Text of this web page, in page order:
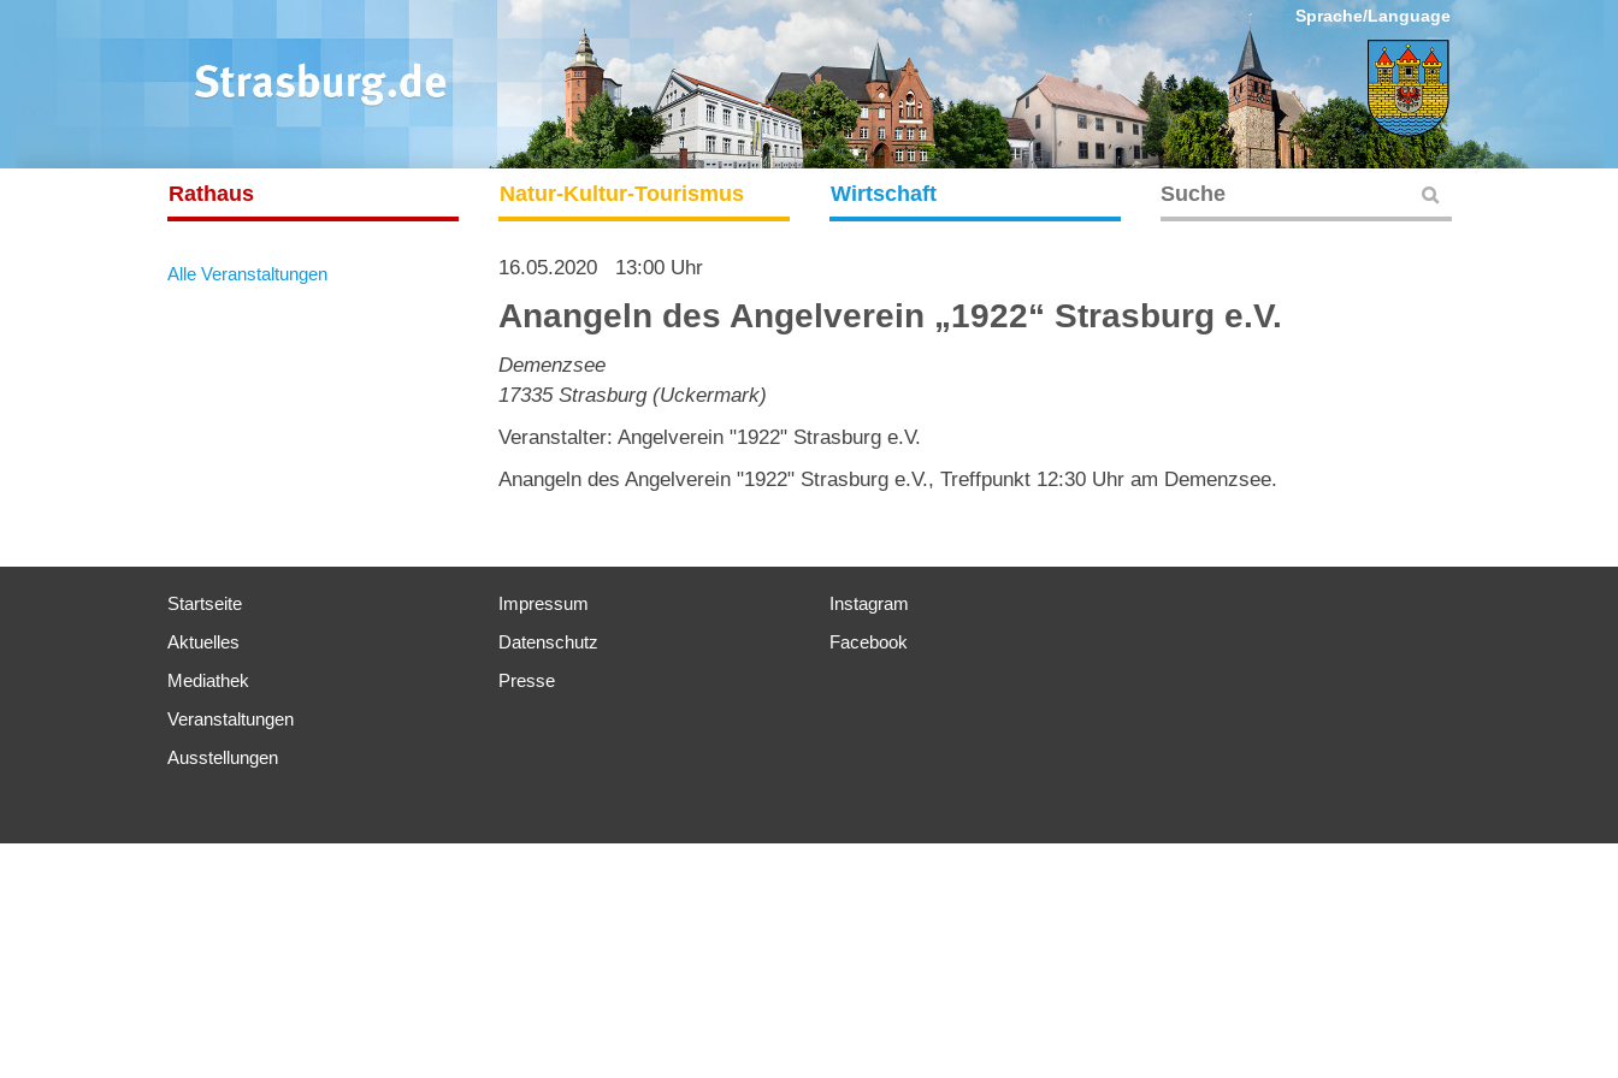
Sprache/Language
Rathaus Natur-Kultur-Tourismus Wirtschaft
Alle Veranstaltungen 16.05.2020 13:00 Uhr
Anangeln des Angelverein „1922“ Strasburg e.V.
Demenzsee
17335 Strasburg (Uckermark)
Veranstalter: Angelverein "1922" Strasburg e.V.
Anangeln des Angelverein "1922" Strasburg e.V., Treffpunkt 12:30 Uhr am Demenzsee.
Startseite
Aktuelles
Mediathek
Veranstaltungen
Ausstellungen
Impressum
Datenschutz
Presse
Instagram
Facebook